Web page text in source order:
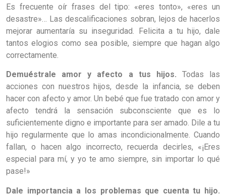
Es frecuente oír frases del tipo: «eres tonto», «eres un
desastre»… Las descalificaciones sobran, lejos de hacerlos
mejorar aumentaría su inseguridad. Felicita a tu hijo, dale
tantos elogios como sea posible, siempre que hagan algo
correctamente.
Demuéstrale amor y afecto a tus hijos. Todas las
acciones con nuestros hijos, desde la infancia, se deben
hacer con afecto y amor. Un bebé que fue tratado con amor y
afecto tendrá la sensación subconsciente que es lo
suficientemente digno e importante para ser amado. Dile a tu
hijo regularmente que lo amas incondicionalmente. Cuando
fallan, o hacen algo incorrecto, recuerda decirles, «¡Eres
especial para mí, y yo te amo siempre, sin importar lo qué
pase!»
Dale importancia a los problemas que cuenta tu hijo.